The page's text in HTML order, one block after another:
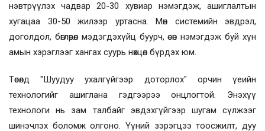
нэвтрүүлэх чадвар 20-30 хувиар нэмэгдэж, ашиглалтын
хугацаа 30-50 жилээр уртасна. Мөн системийн эвдрэл,
доголдол, бөглөрөл мэдэгдэхүйц буурч, өсөн нэмэгдэж буй хүн
амын хэрэглээг хангах суурь нөхцөл бүрдэх юм.
Төсөлд "Шуудуу ухалгүйгээр доторлох" орчин үеийн
технологийг ашиглана гэдгээрээ онцлогтой. Энэхүү
технологи нь зам талбайг эвдэхгүйгээр шугам сүлжээг
шинэчлэх боломж олгоно. Үүний зэрэгцээ тоосжилт, дуу